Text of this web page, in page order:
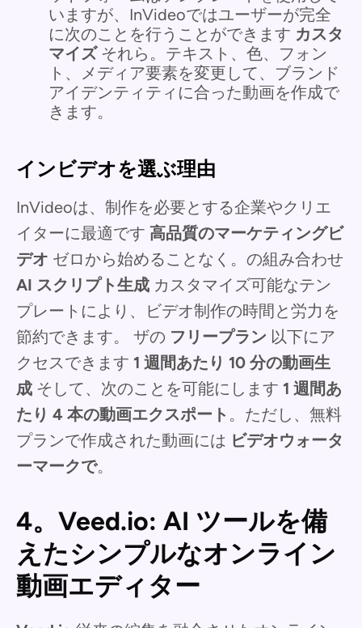
いますが、InVideoではユーザーが完全
に次のことを行うことができます カスタ
マイズそれら。テキスト、色、フォン
ト、メディア要素を変更して、ブランド
アイデンティティに合った動画を作成で
きます。
インビデオを選ぶ理由
InVideoは、制作を必要とする企業やクリエ
イターに最適です 高品質のマーケティングビ
デオ ゼロから始めることなく。の組み合わせ
AI スクリプト生成 カスタマイズ可能なテン
プレートにより、ビデオ制作の時間と労力を
節約できます。
ザの フリープラン 以下にア
クセスできます 1 週間あたり 10 分の動画生
成 そして、次のことを可能にします 1 週間あ
たり 4 本の動画エクスポート 。ただし、無料
プランで作成された動画には ビデオウォータ
ーマークで。
4。Veed.io: AI ツールを備
えたシンプルなオンライン
動画エディター